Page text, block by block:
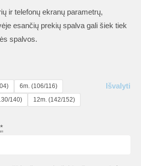
ir telefonų ekranų parametrų,
esančių prekių spalva gali šiek tiek
spalvos.
6m. (106/116)
140) 12m. (142/152)
Išvalyti
*